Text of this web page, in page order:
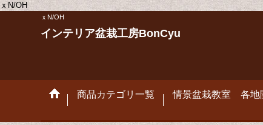
ｘN/OH
ｘN/OH
インテリア盆栽工房BonCyu
商品カテゴリ一覧 情景盆栽教室 各地